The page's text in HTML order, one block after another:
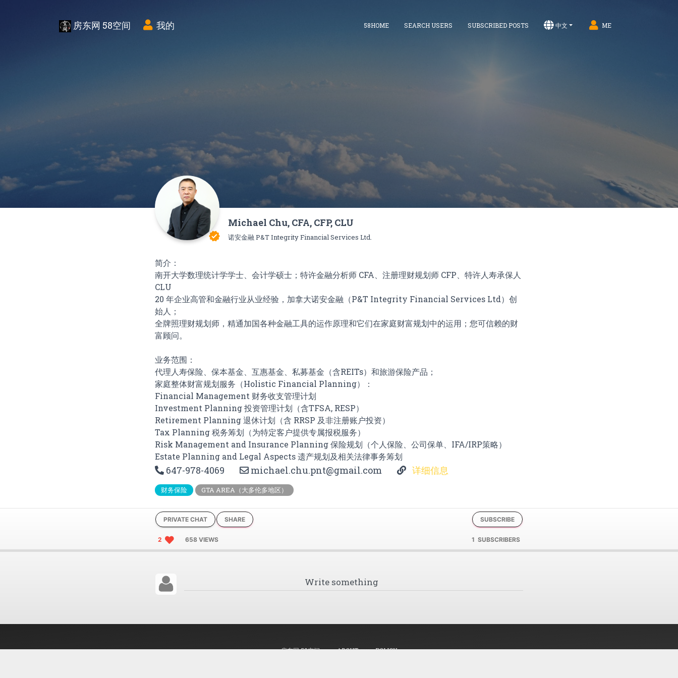
房东网 58空间 我的 58HOME SEARCH USERS SUBSCRIBED POSTS 中文 ME
verified
Michael Chu, CFA, CFP, CLU
诺安金融 P&T Integrity Financial Services Ltd.
简介：
南开大学数理统计学学士、会计学硕士；特许金融分析师 CFA、注册理财规划师 CFP、特许人寿承保人
CLU
20 年企业高管和金融行业从业经验，加拿大诺安金融（P&T Integrity Financial Services Ltd）创
始人；
全牌照理财规划师，精通加国各种金融工具的运作原理和它们在家庭财富规划中的运用；您可信赖的财
富顾问。
业务范围：
代理人寿保险、保本基金、互惠基金、私募基金（含REITs）和旅游保险产品；
家庭整体财富规划服务（Holistic Financial Planning）：
Financial Management 财务收支管理计划
Investment Planning 投资管理计划（含TFSA, RESP）
Retirement Planning 退休计划（含 RRSP 及非注册账户投资）
Tax Planning 税务筹划（为特定客户提供专属报税服务）
Risk Management and Insurance Planning 保险规划（个人保险、公司保单、IFA/IRP策略）
Estate Planning and Legal Aspects 遗产规划及相关法律事务筹划
647-978-4069 michael.chu.pnt@gmail.com 详细信息
财务保险 GTA AREA（大多伦多地区）
PRIVATE CHAT SHARE SUBSCRIBE
2 658 VIEWS 1 SUBSCRIBERS
房东网 58空间 ABOUT POLICY